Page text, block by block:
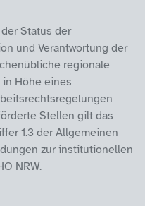
Status der
und Verantwortung der
regionale
in Höhe eines
Stellen gilt das
1.3 der Allgemeinen
zur institutionellen
NRW.